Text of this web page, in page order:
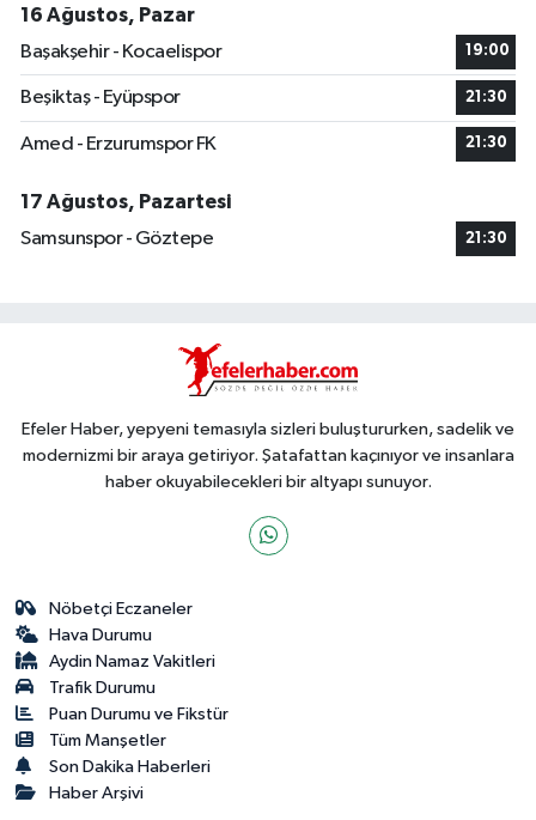
16 Ağustos, Pazar
Başakşehir - Kocaelispor
19:00
Beşiktaş - Eyüpspor 21:30
Amed - Erzurumspor FK 21:30
17 Ağustos, Pazartesi
Samsunspor - Göztepe
21:30
Efeler Haber, yepyeni temasıyla sizleri buluştururken, sadelik ve
modernizmi bir araya getiriyor. Şatafattan kaçınıyor ve insanlara
haber okuyabilecekleri bir altyapı sunuyor.
Nöbetçi Eczaneler
Hava Durumu
Aydin Namaz Vakitleri
Trafik Durumu
Puan Durumu ve Fikstür
Tüm Manşetler
Son Dakika Haberleri
Haber Arşivi